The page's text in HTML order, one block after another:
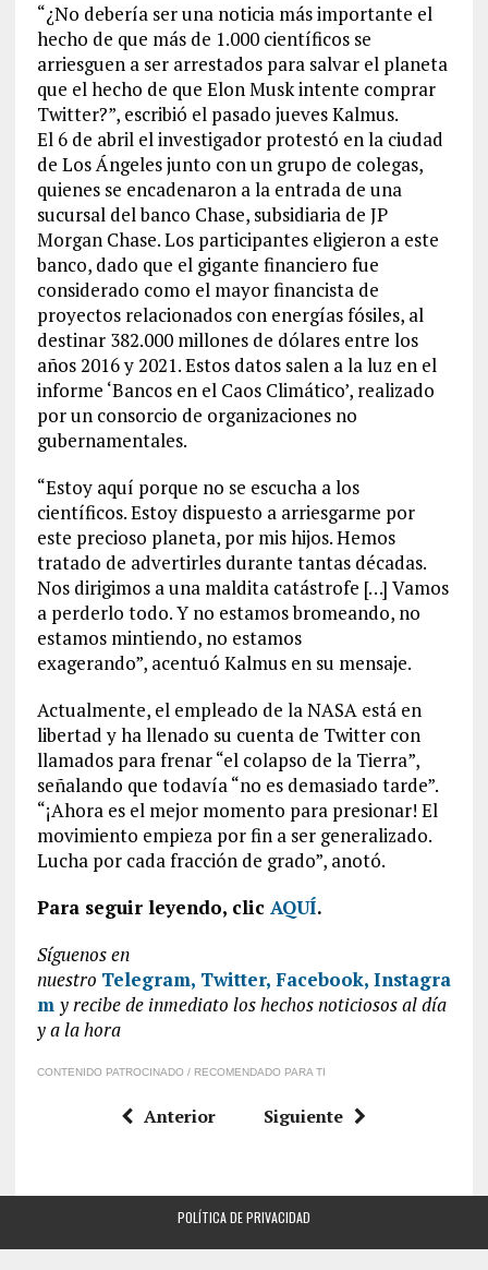
“¿No debería ser una noticia más importante el
hecho de que más de 1.000 científicos se
arriesguen a ser arrestados para salvar el planeta
que el hecho de que Elon Musk intente comprar
Twitter?”, escribió el pasado jueves Kalmus.
El 6 de abril el investigador protestó en la ciudad
de Los Ángeles junto con un grupo de colegas,
quienes se encadenaron a la entrada de una
sucursal del banco Chase, subsidiaria de JP
Morgan Chase. Los participantes eligieron a este
banco, dado que el gigante financiero fue
considerado como el mayor financista de
proyectos relacionados con energías fósiles, al
destinar 382.000 millones de dólares entre los
años 2016 y 2021. Estos datos salen a la luz en el
informe ‘Bancos en el Caos Climático’, realizado
por un consorcio de organizaciones no
gubernamentales.
“Estoy aquí porque no se escucha a los
científicos. Estoy dispuesto a arriesgarme por
este precioso planeta, por mis hijos. Hemos
tratado de advertirles durante tantas décadas.
Nos dirigimos a una maldita catástrofe […] Vamos
a perderlo todo. Y no estamos bromeando, no
estamos mintiendo, no estamos
exagerando”, acentuó Kalmus en su mensaje.
Actualmente, el empleado de la NASA está en
libertad y ha llenado su cuenta de Twitter con
llamados para frenar “el colapso de la Tierra”,
señalando que todavía “no es demasiado tarde”.
“¡Ahora es el mejor momento para presionar! El
movimiento empieza por fin a ser generalizado.
Lucha por cada fracción de grado”, anotó.
Para seguir leyendo, clic AQUÍ.
Síguenos en
nuestro Telegram, Twitter, Facebook, Instagra
m y recibe de inmediato los hechos noticiosos al día
y a la hora
CONTENIDO PATROCINADO / RECOMENDADO PARA TI
Anterior Siguiente
POLÍTICA DE PRIVACIDAD